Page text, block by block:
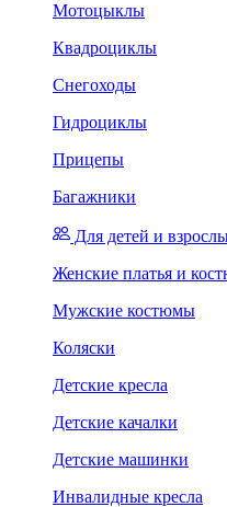
Мотоцыклы
Квадроциклы
Снегоходы
Гидроциклы
Прицепы
Багажники
Для детей и
Женские платья и
Мужские костюмы
Коляски
Детские кресла
Детские качалки
Детские машинки
Инвалидные кресла